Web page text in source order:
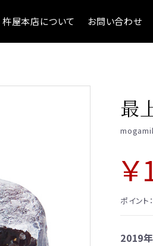
琥珀糖
atarayo-可惜夜(あたら
よ)
実
星
羊
詰
杵屋本店について お問い合わせ
最
ポイント：
2019